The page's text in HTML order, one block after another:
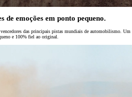
de emoções em ponto pequeno.
das principais pistas mundiais de automobilismo. Um
e 100% fiel ao original.